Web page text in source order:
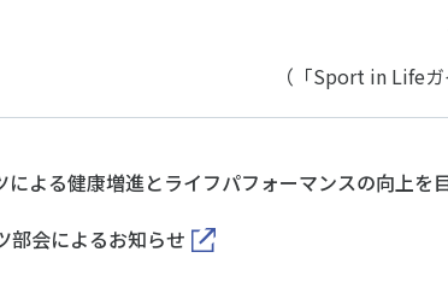
（「Sport in Life
よる健康増進とライフパフォーマンスの向上を
部会によるお知らせ